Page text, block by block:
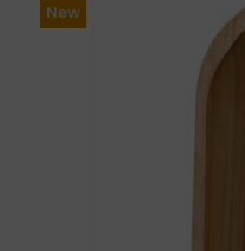
New